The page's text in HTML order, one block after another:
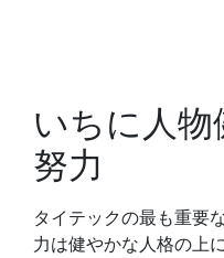
いちに人物
努力
タイテックの最も重要
力は健やかな人格の上